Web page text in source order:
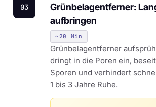
03
Grünbelagentferner:
aufbringen
~20 Min
Grünbelagentferner
dringt in die Poren ein,
Sporen und verhindert
1 bis 3 Jahre Ruhe.